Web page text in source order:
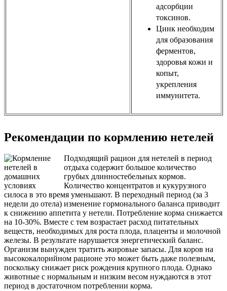
адсорбции
токсинов.
Цинк необходим
для образования
ферментов,
здоровья кожи и
копыт,
укрепления
иммунитета.
Рекомендации по кормлению нетелей
Подходящий рацион для нетелей в период
отдыха содержит большое количество
грубых длинностебельных кормов.
Количество концентратов и кукурузного
силоса в это время уменьшают. В переходный период (за 3
недели до отела) изменение гормонального баланса приводит
к снижению аппетита у нетели. Потребление корма снижается
на 10-30%. Вместе с тем возрастает расход питательных
веществ, необходимых для роста плода, плаценты и молочной
железы. В результате нарушается энергетический баланс.
Организм вынужден тратить жировые запасы. Для коров на
высококалорийном рационе это может быть даже полезным,
поскольку снижает риск рождения крупного плода. Однако
животные с нормальным и низким весом нуждаются в этот
период в достаточном потреблении корма.